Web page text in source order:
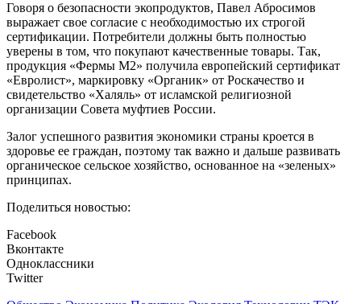
Говоря о безопасности экопродуктов, Павел Абросимов
выражает свое согласие с необходимостью их строгой
сертификации. Потребители должны быть полностью
уверены в том, что покупают качественные товары. Так,
продукция «Фермы М2» получила европейский сертификат
«Евролист», маркировку «Органик» от Роскачество и
свидетельство «Халяль» от исламской религиозной
организации Совета муфтиев России.
Залог успешного развития экономики страны кроется в
здоровье ее граждан, поэтому так важно и дальше развивать
органическое сельское хозяйство, основанное на «зеленых»
принципах.
Поделиться новостью:
Facebook
Вконтакте
Одноклассники
Twitter